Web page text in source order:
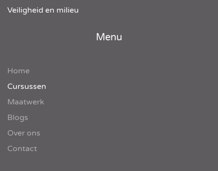
Veiligheid en milieu
Menu
Home
Cursussen
Maatwerk
Blogs
Over ons
Contact